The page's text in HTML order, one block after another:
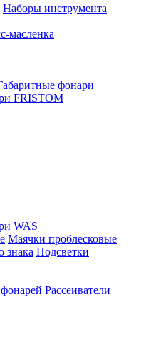
Наборы инструмента
масленка
фонари
FRISTOM
WAS
Маячки проблесковые
Подсветки
Рассеиватели